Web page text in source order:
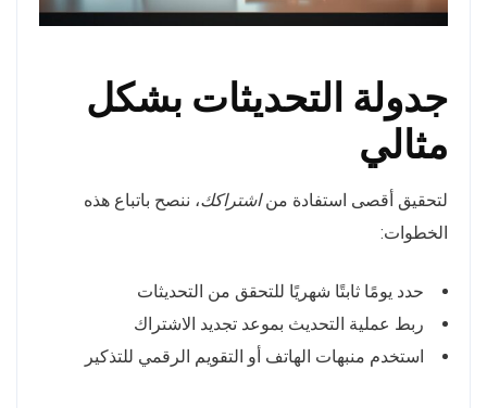
جدولة التحديثات بشكل
مثالي
لتحقيق أقصى استفادة مناشتراكك، ننصح باتباع هذه
الخطوات:
حدد يومًا ثابتًا شهريًا للتحقق من التحديثات
ربط عملية التحديث بموعد تجديد الاشتراك
استخدم منبهات الهاتف أو التقويم الرقمي للتذكير